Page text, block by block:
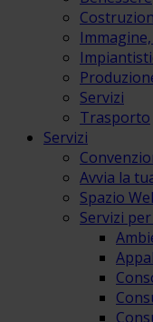
Servizi
Trasporto
Servizi
Avvia la
Spazio
Servizi